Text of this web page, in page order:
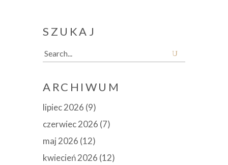
SZUKAJ
Search
for:
ARCHIWUM
lipiec 2026 (9)
czerwiec 2026 (7)
maj 2026 (12)
kwiecień 2026 (12)